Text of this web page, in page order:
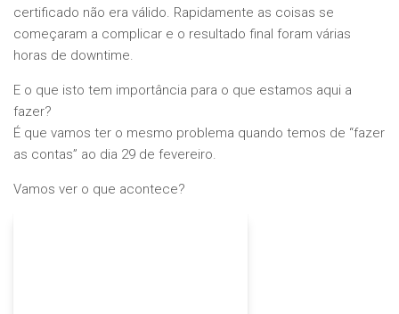
certificado não era válido. Rapidamente as coisas se
começaram a complicar e o resultado final foram várias
horas de downtime.
E o que isto tem importância para o que estamos aqui a
fazer?
É que vamos ter o mesmo problema quando temos de “fazer
as contas” ao dia 29 de fevereiro.
Vamos ver o que acontece?